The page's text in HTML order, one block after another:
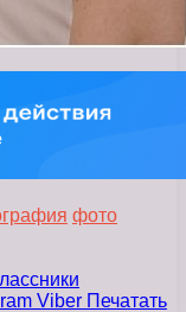
фото
Viber Печатать